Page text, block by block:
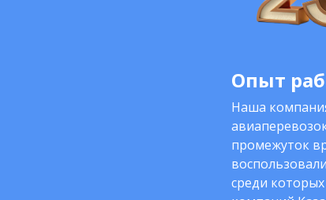
Опыт
Наша
промежуток
среди